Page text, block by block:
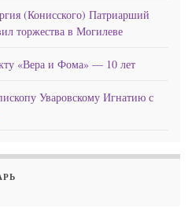
(Конисского) Патриарший
торжества в Могилеве
«Вера и Фома» — 10 лет
Уваровскому Игнатию с